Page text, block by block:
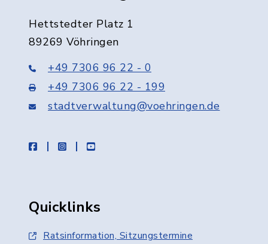
Hettstedter Platz 1
89269 Vöhringen
+49 7306 96 22 - 0
+49 7306 96 22 - 199
stadtverwaltung@voehringen.de
facebookinstagramyoutube
Quicklinks
Ratsinformation, Sitzungstermine